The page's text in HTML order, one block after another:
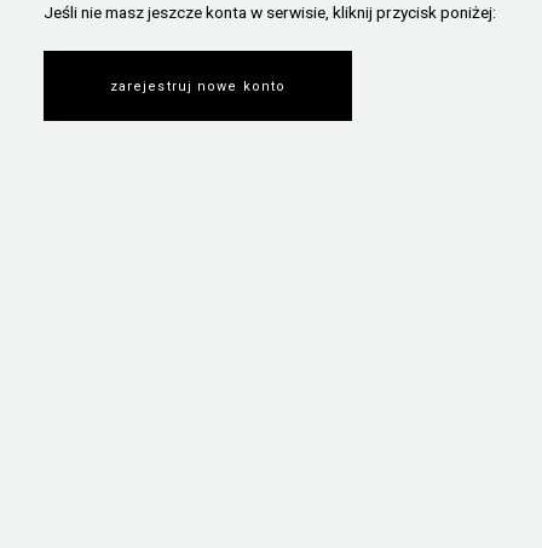
Jeśli nie masz jeszcze konta w serwisie, kliknij przycisk poniżej:
zarejestruj nowe konto